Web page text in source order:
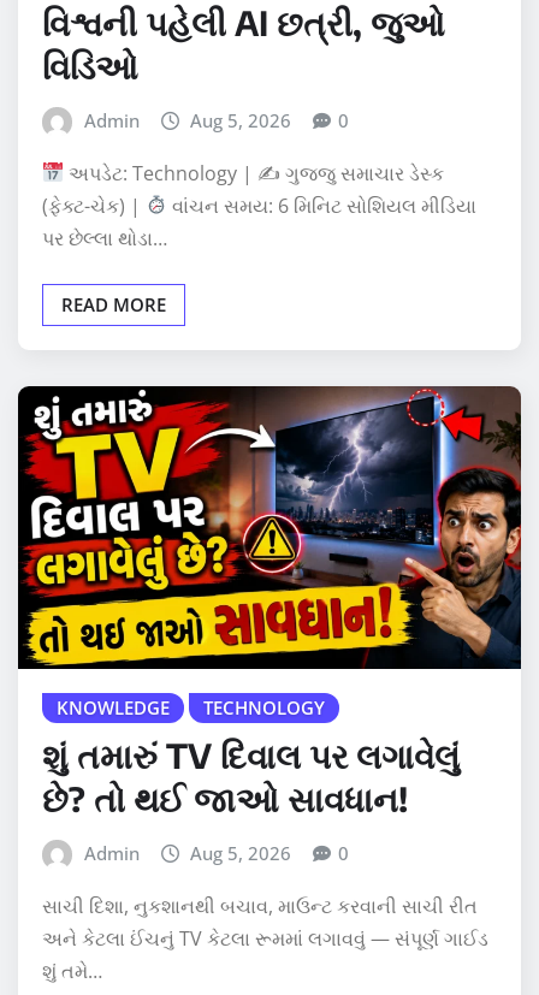
વિશ્વની પહેલી AI છત્રી, જુઓ
વિડિઓ
Admin Aug 5, 2026 0
અપડેટ: Technology | ✍ ગુજ્જુ સમાચાર ડેસ્ક
(ફેક્ટ-ચેક) |
વાંચન સમય: 6 મિનિટ સોશિયલ મીડિયા
પર છેલ્લા થોડા…
READ MORE
KNOWLEDGE TECHNOLOGY
શું તમારું TV દિવાલ પર લગાવેલું
છે? તો થઈ જાઓ સાવધાન!
Admin Aug 5, 2026 0
સાચી દિશા, નુકશાનથી બચાવ, માઉન્ટ કરવાની સાચી રીત
અને કેટલા ઈંચનું TV કેટલા રૂમમાં લગાવવું — સંપૂર્ણ ગાઈડ
શું તમે…